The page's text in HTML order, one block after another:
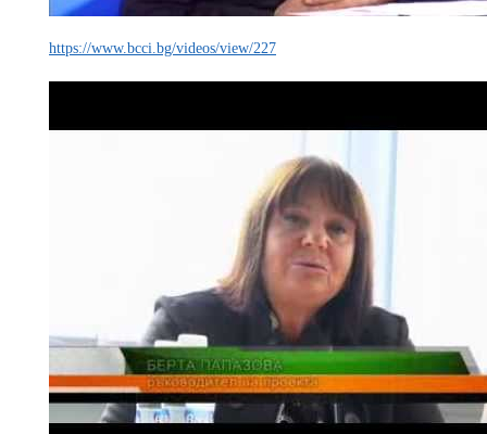
https://www.bcci.bg/videos/view/227